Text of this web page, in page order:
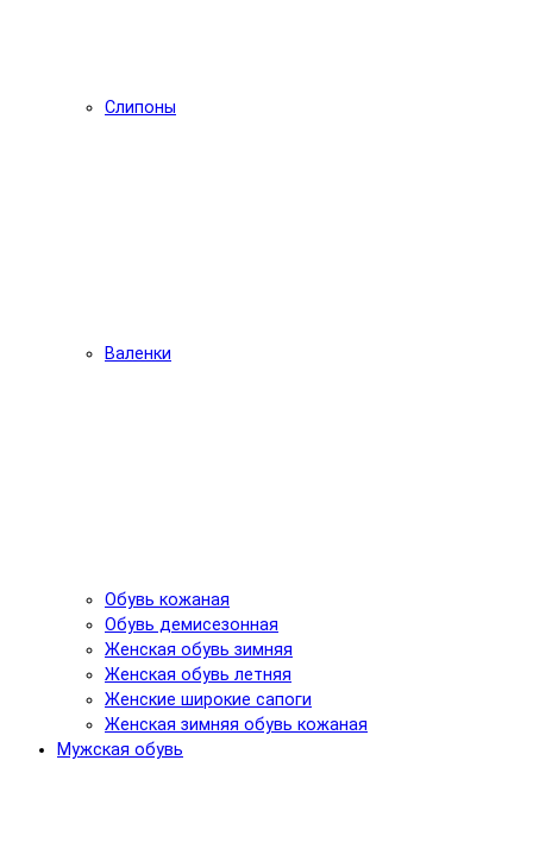
Слипоны
Валенки
Обувь кожаная
Обувь демисезонная
Женская обувь зимняя
Женская обувь летняя
Женские широкие сапоги
Женская зимняя обувь кожаная
Мужская обувь